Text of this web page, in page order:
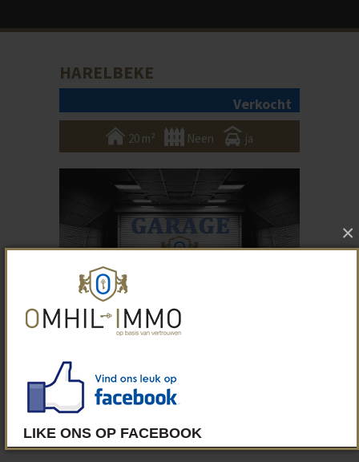
×
HARELBEKE
Verkocht
20 m² Neen ja
Foto 1/4
Wenst u als eerste onze nieuwste panden
in uw mailbox te ontvangen?